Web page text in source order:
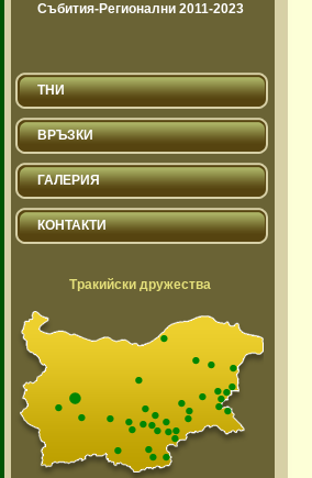
Събития-Регионални 2011-2023
ТНИ
ВРЪЗКИ
ГАЛЕРИЯ
КОНТАКТИ
Тракийски дружества